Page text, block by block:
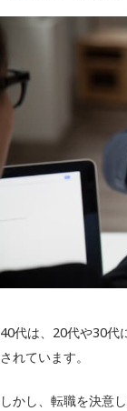
40代は、20代や30代
されています。
しかし、転職を決意